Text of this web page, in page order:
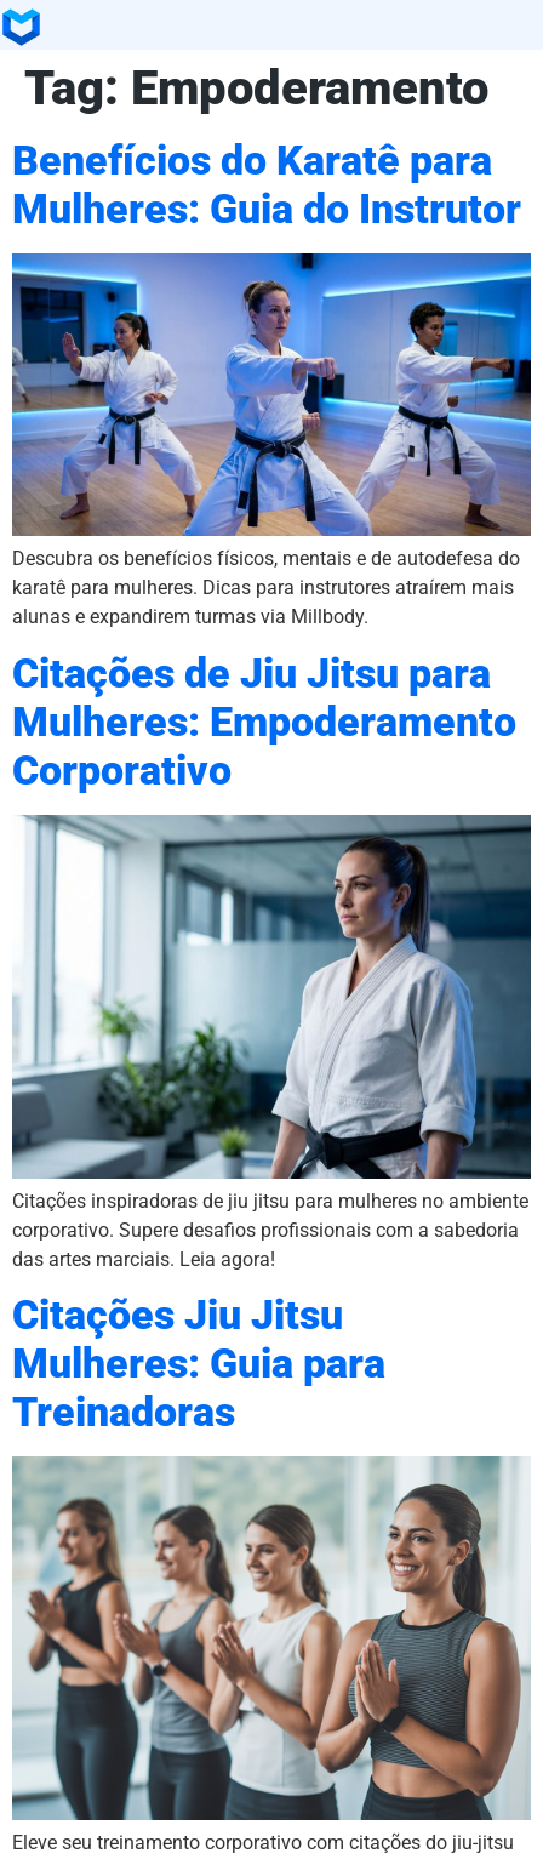
Tag: Empoderamento
Benefícios do Karatê para
Mulheres: Guia do Instrutor
Descubra os benefícios físicos, mentais e de autodefesa do
karatê para mulheres. Dicas para instrutores atraírem mais
alunas e expandirem turmas via Millbody.
Citações de Jiu Jitsu para
Mulheres: Empoderamento
Corporativo
Citações inspiradoras de jiu jitsu para mulheres no ambiente
corporativo. Supere desafios profissionais com a sabedoria
das artes marciais. Leia agora!
Citações Jiu Jitsu
Mulheres: Guia para
Treinadoras
Eleve seu treinamento corporativo com citações do jiu-jitsu